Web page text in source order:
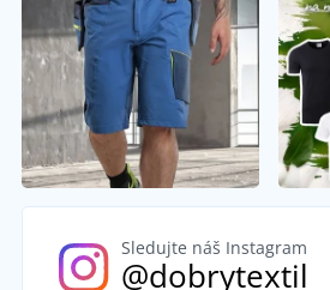
Sledujte náš Instagram
@dobrytextil